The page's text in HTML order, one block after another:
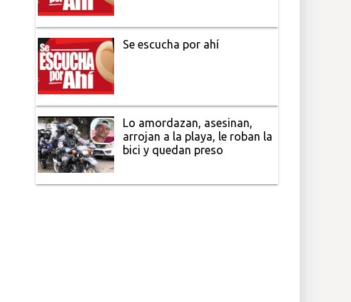
Se escucha por ahí
Lo amordazan, asesinan,
arrojan a la playa, le roban la
bici y quedan preso